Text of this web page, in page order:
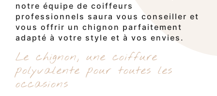
notre équipe de coiffeurs
professionnels saura vous conseiller et
vous offrir un chignon parfaitement
adapté à votre style et à vos envies.
Le chignon, une coiffure
polyvalente pour toutes les
occasions